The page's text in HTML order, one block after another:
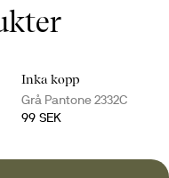
Inka kopp
Grå Pantone 2332C
99 SEK